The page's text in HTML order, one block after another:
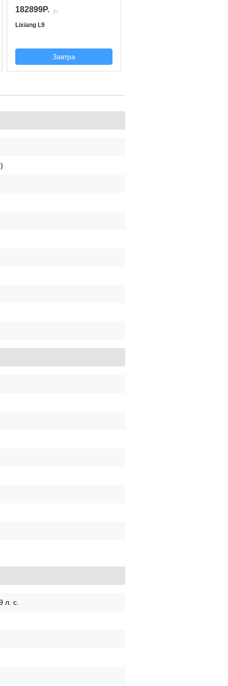
182899P. p.
Lixiang L9
Завтра
л. с.